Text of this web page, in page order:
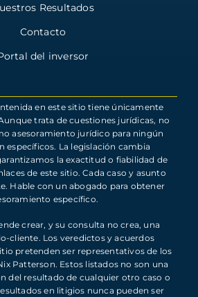
Resultados
Contacto
del inversor
en este sitio tiene únicamente
trata de cuestiones jurídicas, no
asesoramiento jurídico para ningún
específicos. La legislación cambia
la exactitud o fiabilidad de
de este sitio. Cada caso y asunto
Hable con un abogado para obtener
específico.
crear, y su consulta no crea, una
cliente. Los veredictos y acuerdos
pretenden ser representativos de los
Patterson. Estos listados no son una
del resultado de cualquier otro caso o
en litigios nunca pueden ser